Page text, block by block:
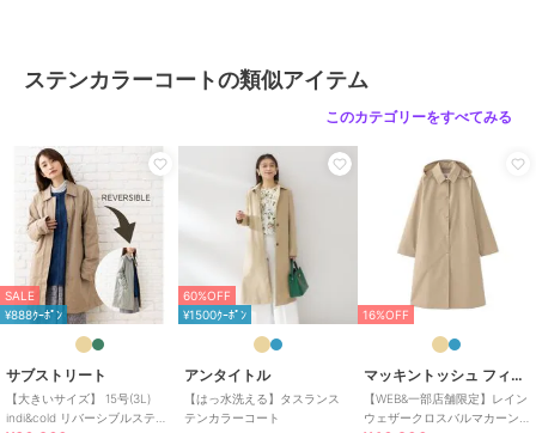
／ステンカラーコート
ステンカラーコート
カラー
ベージュ(22)、ネイビー(40)、カー
サイズ 9号(M),15号(3L)
素材
ポリエステル62% 綿38%
商品のお取り扱い方法
お手入れ
アウター・ジャケット・コート
綿・コットン素材
ショ
ステンカラーコートの類似アイテム
このカテゴリーをすべてみる
SALE
¥888ｸｰﾎﾟﾝ
サブストリート
【大きいサイズ】 15号(3L)
indi&cold リバーシブルステン
60%OFF
¥1500ｸｰﾎﾟﾝ
アンタイトル
【はっ水洗える】タスランス
テンカラーコート
16%OFF
マッキントッシュ フィロソフィー
【WEB&一部店舗限定】レイン
ウェザークロスバルマカーン